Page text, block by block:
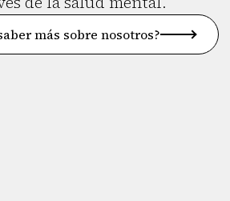
más sobre nosotros?